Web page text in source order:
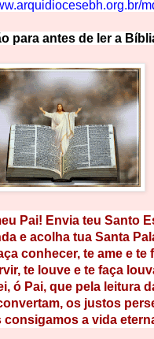
m
para antes de ler a Bíb
eu Pai! Envia teu Santo
e acolha tua Santa
conhecer, te ame e te
te louve e te faça
ó Pai, que pela leitura
os justos
a vida